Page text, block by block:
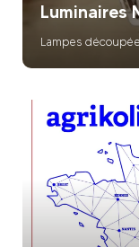
Luminaires
Lampes